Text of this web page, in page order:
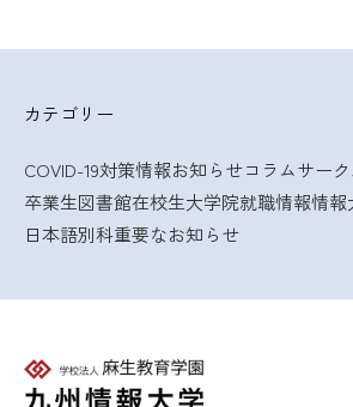
カテゴリー
COVID-19対策情報お知らせコラムサー
卒業生図書館在校生大学院就職情報情報
日本語別科重要なお知らせ